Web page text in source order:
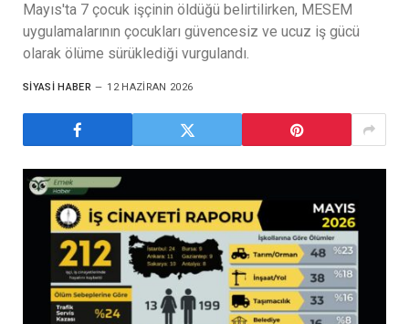
Mayıs'ta 7 çocuk işçinin öldüğü belirtilirken, MESEM
uygulamalarının çocukları güvencesiz ve ucuz iş gücü
olarak ölüme sürüklediği vurgulandı.
SIYASI HABER 12 HAZIRAN 2026